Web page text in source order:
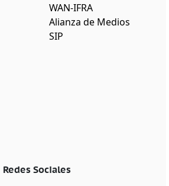
WAN-IFRA
Alianza de Medios
SIP
Redes Sociales